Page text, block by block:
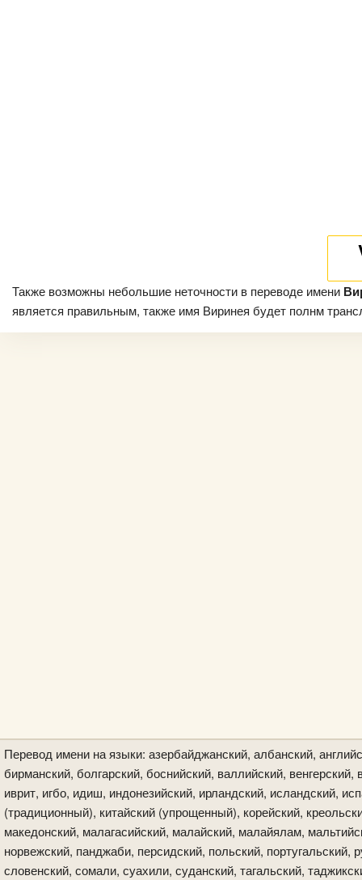
Также возможны небольшие неточности в переводе имени
является правильным, также имя Виринея будет полнм
Перевод имени на языки: азербайджанский, албанский,
бирманский, болгарский, боснийский, валлийский, венгерский,
иврит, игбо, идиш, индонезийский, ирландский, исландский,
(традиционный), китайский (упрощенный), корейский,
македонский, малагасийский, малайский, малайялам,
норвежский, панджаби, персидский, польский, португальский,
словенский, сомали, суахили, суданский, тагальский,